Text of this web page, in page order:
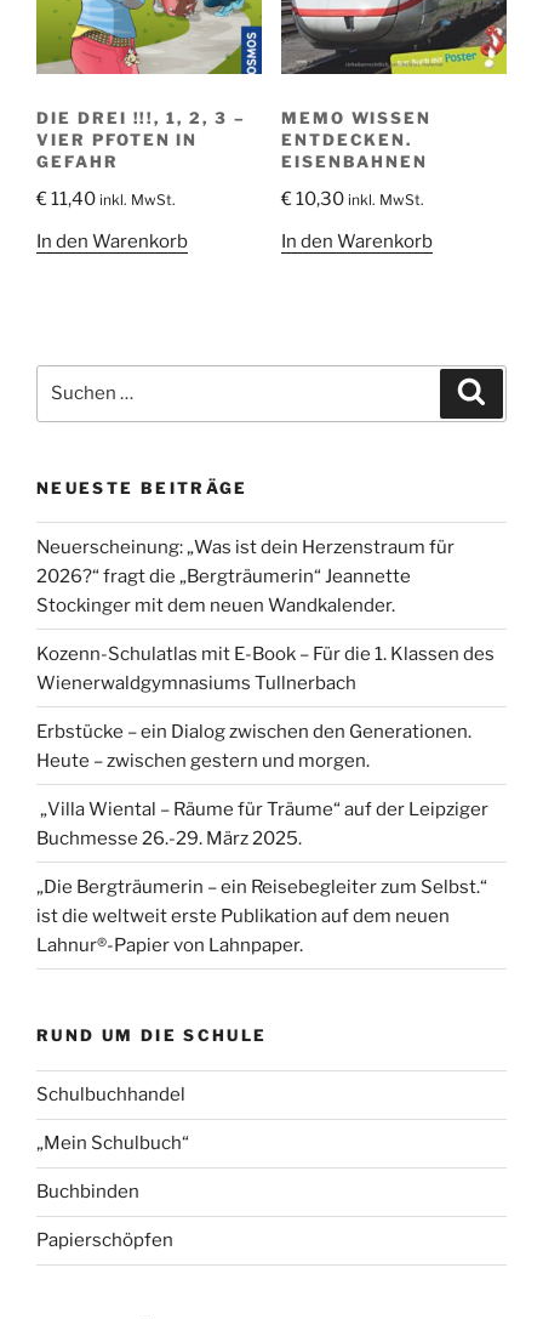
DIE DREI !!!, 1, 2, 3 –
VIER PFOTEN IN
GEFAHR
€11,40 inkl. MwSt.
In den Warenkorb
MEMO WISSEN
ENTDECKEN.
EISENBAHNEN
€10,30 inkl. MwSt.
In den Warenkorb
nach:
NEUESTE BEITRÄGE
Neuerscheinung: „Was ist dein Herzenstraum für
2026?“ fragt die „Bergträumerin“ Jeannette
Stockinger mit dem neuen Wandkalender.
Kozenn-Schulatlas mit E-Book – Für die 1. Klassen des
Wienerwaldgymnasiums Tullnerbach
Erbstücke – ein Dialog zwischen den Generationen.
Heute – zwischen gestern und morgen.
„Villa Wiental – Räume für Träume“ auf der Leipziger
Buchmesse 26.-29. März 2025.
„Die Bergträumerin – ein Reisebegleiter zum Selbst.“
ist die weltweit erste Publikation auf dem neuen
Lahnur®-Papier von Lahnpaper.
RUND UM DIE SCHULE
Schulbuchhandel
„Mein Schulbuch“
Buchbinden
Papierschöpfen